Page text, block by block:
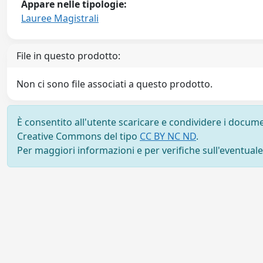
Appare nelle tipologie:
Lauree Magistrali
File in questo prodotto:
Non ci sono file associati a questo prodotto.
È consentito all'utente scaricare e condividere i
Creative Commons del tipo CC BY NC ND.
Per maggiori informazioni e per verifiche